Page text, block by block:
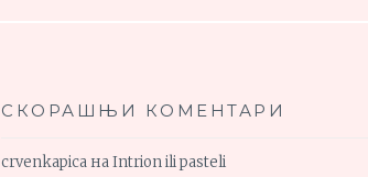
СКОРАШЊИ КОМЕНТАРИ
crvenkapica наIntrion ili pasteli